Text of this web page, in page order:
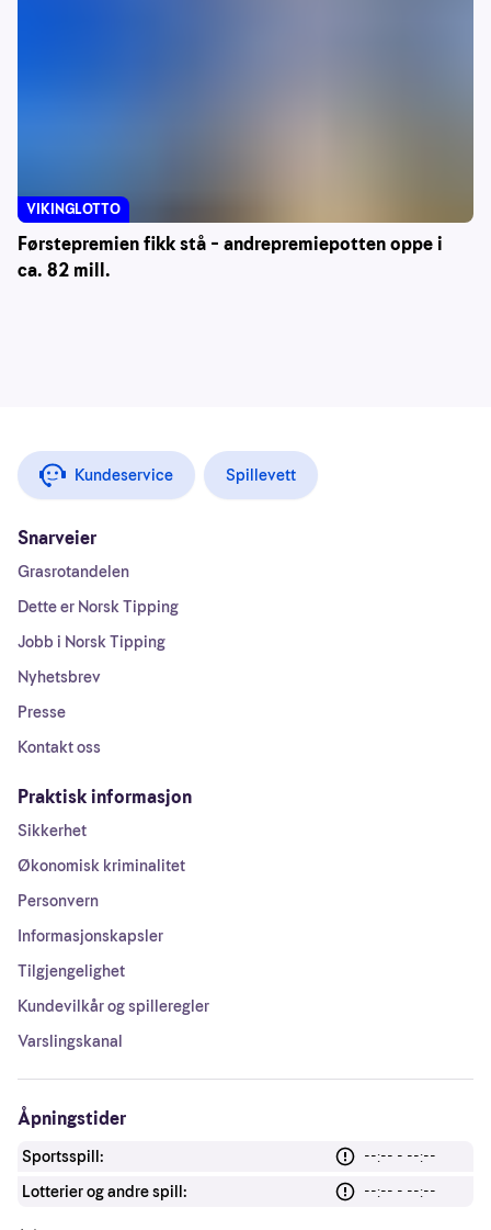
Førstepremien fikk stå – andrepremiepotten oppe i
ca. 82 mill.
VIKINGLOTTO
Kundeservice Spillevett
Snarveier
Grasrotandelen
Dette er Norsk Tipping
Jobb i Norsk Tipping
Nyhetsbrev
Presse
Kontakt oss
Praktisk informasjon
Sikkerhet
Økonomisk kriminalitet
Personvern
Informasjonskapsler
Tilgjengelighet
Kundevilkår og spilleregler
Varslingskanal
Åpningstider
Sportsspill:
--:-- - --:--
Lotterier og andre spill:
--:-- - --:--